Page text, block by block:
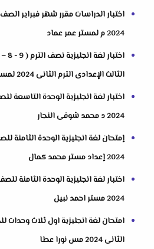
اختبار الدراسات مقرر شهر فبراير الصف
2024 م لمستر عمر عماد
الثالث الإعدادى الترم الثانى 2024 لمستر عمر افراج
اختبار لغة انجليزية الوحدة التاسعة
2024 د محمد شوقى النجار
إمتحان لغة انجليزية الوحدة الثامنة
2024 إعداد مستر محمد كمال
اختبار لغة انجليزية الوحدة الثامنة
2024 مستر احمد نبيل
امتحان لغة انجليزية اول ثلاث وحدات
الثانى 2024 مس نورا عطا